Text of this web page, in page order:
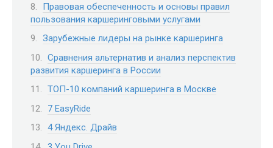
Правовая обеспеченность и основы правил
пользования каршеринговыми услугами
Зарубежные лидеры на рынке каршеринга
Сравнения альтернатив и анализ перспектив
развития каршеринга в России
ТОП-10 компаний каршеринга в Москве
7 EasyRide
4 Яндекс. Драйв